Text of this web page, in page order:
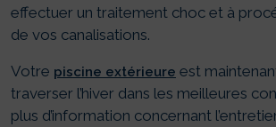
effectuer un traitement choc et à
de vos canalisations.
Votre piscine extérieure est
traverser l’hiver dans les meilleures
plus d’information concernant